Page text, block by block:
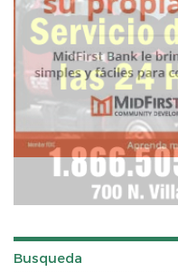
Busqueda